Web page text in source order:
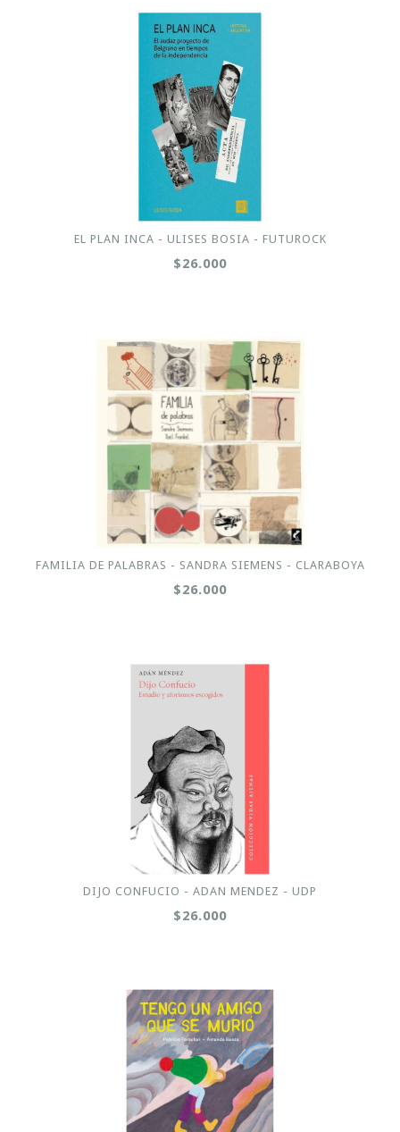
EL PLAN INCA - ULISES BOSIA - FUTUROCK
$26.000
FAMILIA DE PALABRAS - SANDRA SIEMENS - CLARABOYA
$26.000
DIJO CONFUCIO - ADAN MENDEZ - UDP
$26.000